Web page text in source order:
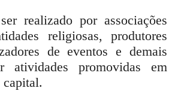
realizado por associações
religiosas, produtores
de eventos e demais
atividades promovidas em
capital.